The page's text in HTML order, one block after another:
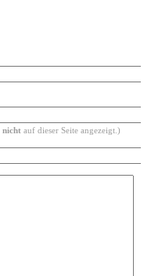
nicht auf dieser Seite angezeigt.)